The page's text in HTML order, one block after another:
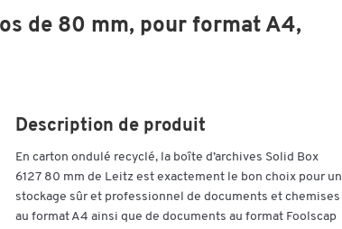
de 80 mm, pour format A4,
Description de produit
En carton ondulé recyclé, la boîte d’archives Solid Box
6127 80 mm de Leitz est exactement le bon choix pour un
stockage sûr et professionnel de documents et chemises
au format A4 ainsi que de documents au format Foolscap